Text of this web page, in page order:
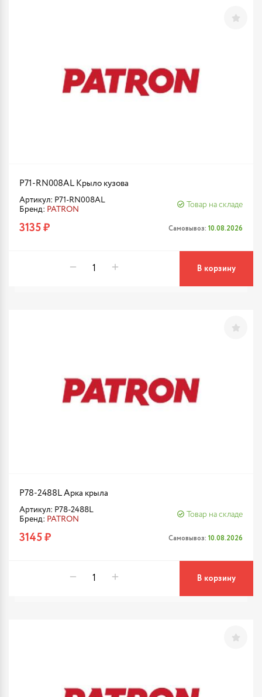
P71-RN008AL Крыло кузова
Артикул: P71-RN008AL
Бренд: PATRON
Товар на складе
3135 ₽ Самовывоз: 10.08.2026
В корзину
P78-2488L Арка крыла
Артикул: P78-2488L
Бренд: PATRON
Товар на складе
3145 ₽ Самовывоз: 10.08.2026
В корзину